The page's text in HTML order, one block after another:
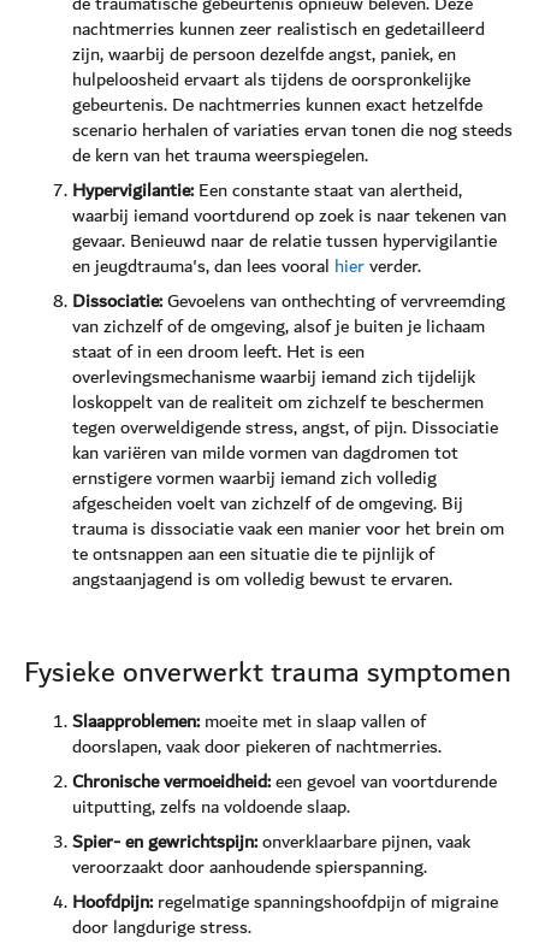
nachtmerries kunnen zeer realistisch en gedetailleerd
zijn, waarbij de persoon dezelfde angst, paniek, en
hulpeloosheid ervaart als tijdens de oorspronkelijke
gebeurtenis. De nachtmerries kunnen exact hetzelfde
scenario herhalen of variaties ervan tonen die nog steeds
de kern van het trauma weerspiegelen.
Hypervigilantie:Een constante staat van alertheid,
waarbij iemand voortdurend op zoek is naar tekenen van
gevaar. Benieuwd naar de relatie tussen hypervigilantie
en jeugdtrauma's, dan lees vooral hierverder.
Dissociatie:Gevoelens van onthechting of vervreemding
van zichzelf of de omgeving, alsof je buiten je lichaam
staat of in een droom leeft. Het is een
overlevingsmechanisme waarbij iemand zich tijdelijk
loskoppelt van de realiteit om zichzelf te beschermen
tegen overweldigende stress, angst, of pijn. Dissociatie
kan variëren van milde vormen van dagdromen tot
ernstigere vormen waarbij iemand zich volledig
afgescheiden voelt van zichzelf of de omgeving. Bij
trauma is dissociatie vaak een manier voor het brein om
te ontsnappen aan een situatie die te pijnlijk of
angstaanjagend is om volledig bewust te ervaren.
Fysieke onverwerkt trauma symptomen
Slaapproblemen:moeite met in slaap vallen of
doorslapen, vaak door piekeren of nachtmerries.
Chronische vermoeidheid:een gevoel van voortdurende
uitputting, zelfs na voldoende slaap.
Spier- en gewrichtspijn:onverklaarbare pijnen, vaak
veroorzaakt door aanhoudende spierspanning.
Hoofdpijn:regelmatige spanningshoofdpijn of migraine
door langdurige stress.